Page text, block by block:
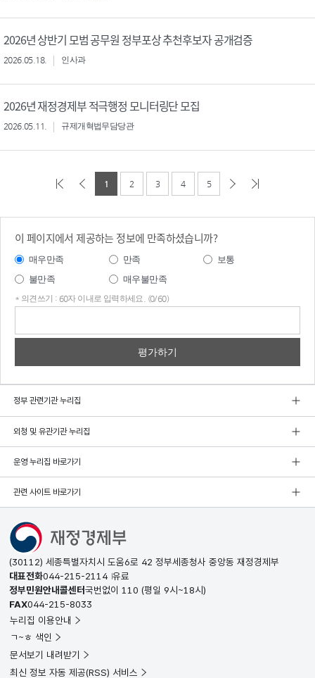
2026년 상반기 모범 공무원 정부포상 추천후보자 공개검증
2026.05.18. 인사과
2026년 재정경제부 적극행정 모니터링단 모집
2026.05.11. 규제개혁법무담당관
1 2 3 4 5
이 페이지에서 제공하는 정보에 만족하셨습니까?
매우만족 만족
보통
불만족
매우불만족
* 의견쓰기 : 60자 이내로 입력하세요. (0/60)
정부 관련기관 누리집
외청 및 유관기관 누리집
운영 누리집 바로가기
관련 사이트 바로가기
(30112) 세종특별자치시 도움6로 42 정부세종청사 중앙동 재정경제부
대표전화044-215-2114 유료
정부민원안내콜센터국번없이 110 (평일 9시~18시)
FAX044-215-8033
누리집 이용안내
ㄱ~ㅎ 색인
문서보기 내려받기
최신 정보 자동 제공(RSS) 서비스